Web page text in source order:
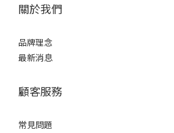
關於我們
品牌理念
最新消息
顧客服務
常見問題